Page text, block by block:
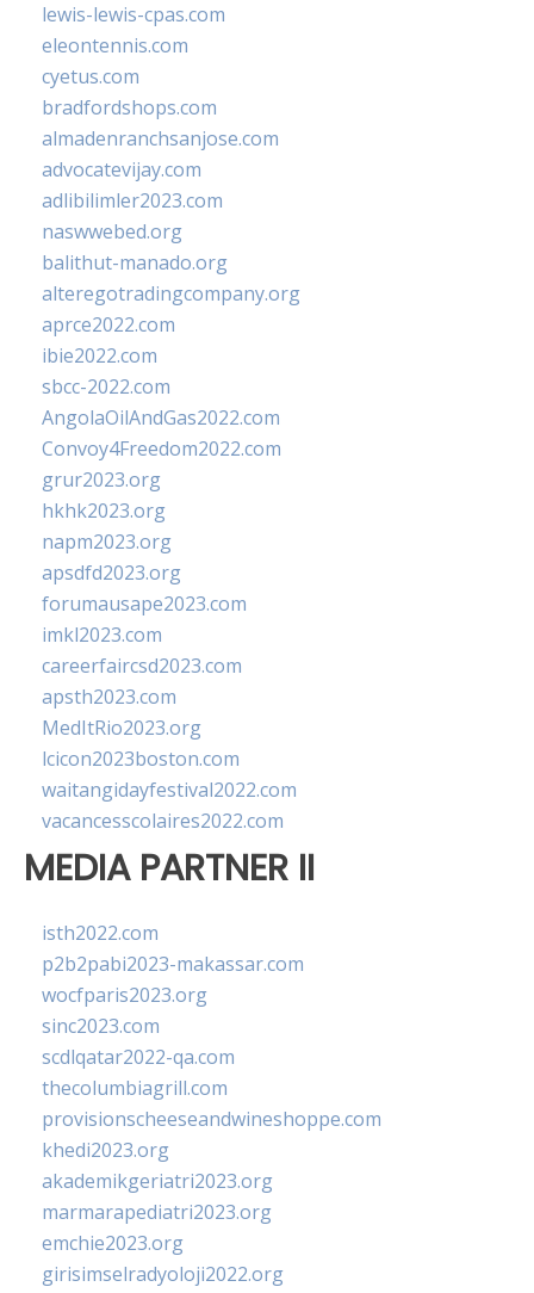
lewis-lewis-cpas.com
eleontennis.com
cyetus.com
bradfordshops.com
almadenranchsanjose.com
advocatevijay.com
adlibilimler2023.com
naswwebed.org
balithut-manado.org
alteregotradingcompany.org
aprce2022.com
ibie2022.com
sbcc-2022.com
AngolaOilAndGas2022.com
Convoy4Freedom2022.com
grur2023.org
hkhk2023.org
napm2023.org
apsdfd2023.org
forumausape2023.com
imkl2023.com
careerfaircsd2023.com
apsth2023.com
MedItRio2023.org
lcicon2023boston.com
waitangidayfestival2022.com
vacancesscolaires2022.com
MEDIA PARTNER II
isth2022.com
p2b2pabi2023-makassar.com
wocfparis2023.org
sinc2023.com
scdlqatar2022-qa.com
thecolumbiagrill.com
provisionscheeseandwineshoppe.com
khedi2023.org
akademikgeriatri2023.org
marmarapediatri2023.org
emchie2023.org
girisimselradyoloji2022.org